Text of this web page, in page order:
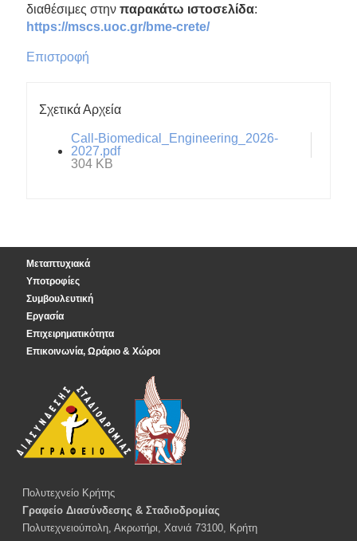
διαθέσιμες στην παρακάτω ιστοσελίδα:
https://mscs.uoc.gr/bme-crete/
Επιστροφή
Σχετικά Αρχεία
Call-Biomedical_Engineering_2026-
2027.pdf
304 KB
Μεταπτυχιακά
Υποτροφίες
Συμβουλευτική
Εργασία
Επιχειρηματικότητα
Επικοινωνία, Ωράριο & Χώροι
Πολυτεχνείο Κρήτης
Γραφείο Διασύνδεσης & Σταδιοδρομίας
Πολυτεχνειούπολη, Ακρωτήρι, Χανιά 73100, Κρήτη